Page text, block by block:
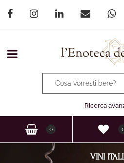
Open menu
La modifica di un filtro
Ricerca
0
VINI